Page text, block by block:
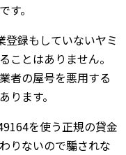
。
録もしていないヤミ
ことはありません。
者の屋号を悪用する
ります。
を使う正規の貸金
りないので騙されな